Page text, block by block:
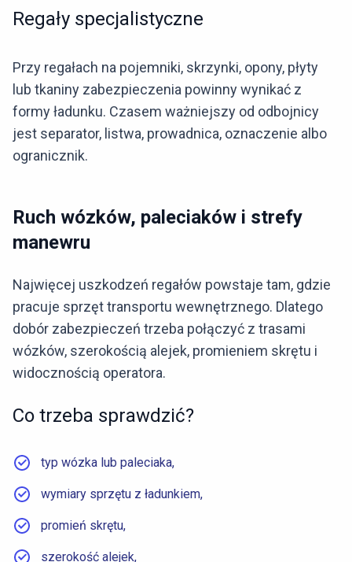
Regały specjalistyczne
Przy regałach na pojemniki, skrzynki, opony, płyty
lub tkaniny zabezpieczenia powinny wynikać z
formy ładunku. Czasem ważniejszy od odbojnicy
jest separator, listwa, prowadnica, oznaczenie albo
ogranicznik.
Ruch wózków, paleciaków i strefy
manewru
Najwięcej uszkodzeń regałów powstaje tam, gdzie
pracuje sprzęt transportu wewnętrznego. Dlatego
dobór zabezpieczeń trzeba połączyć z trasami
wózków, szerokością alejek, promieniem skrętu i
widocznością operatora.
Co trzeba sprawdzić?
typ wózka lub paleciaka,
wymiary sprzętu z ładunkiem,
promień skrętu,
szerokość alejek,